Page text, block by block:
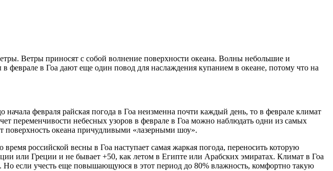
Ветры приносят с собой волнение поверхности океана. Волны небольшие и
в Гоа дают еще один повод для наслаждения купанием в океане, потому что на
февраля райская погода в Гоа неизменна почти каждый день, то в феврале климат
переменчивости небесных узоров в феврале в Гоа можно наблюдать одни из самых
поверхность океана причудливыми «лазерными шоу».
российской весны в Гоа наступает самая жаркая погода, переносить которую
или Греции и не бывает +50, как летом в Египте или Арабских эмиратах. Климат в Гоа
если учесть еще повышающуюся в этот период до 80% влажность, комфортно такую